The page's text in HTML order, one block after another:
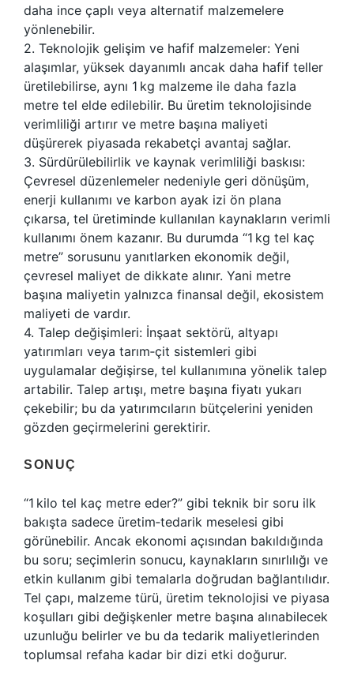
daha ince çaplı veya alternatif malzemelere
yönlenebilir.
2. Teknolojik gelişim ve hafif malzemeler: Yeni
alaşımlar, yüksek dayanımlı ancak daha hafif teller
üretilebilirse, aynı 1 kg malzeme ile daha fazla
metre tel elde edilebilir. Bu üretim teknolojisinde
verimliliği artırır ve metre başına maliyeti
düşürerek piyasada rekabetçi avantaj sağlar.
3. Sürdürülebilirlik ve kaynak verimliliği baskısı:
Çevresel düzenlemeler nedeniyle geri dönüşüm,
enerji kullanımı ve karbon ayak izi ön plana
çıkarsa, tel üretiminde kullanılan kaynakların verimli
kullanımı önem kazanır. Bu durumda “1 kg tel kaç
metre” sorusunu yanıtlarken ekonomik değil,
çevresel maliyet de dikkate alınır. Yani metre
başına maliyetin yalnızca finansal değil, ekosistem
maliyeti de vardır.
4. Talep değişimleri: İnşaat sektörü, altyapı
yatırımları veya tarım‐çit sistemleri gibi
uygulamalar değişirse, tel kullanımına yönelik talep
artabilir. Talep artışı, metre başına fiyatı yukarı
çekebilir; bu da yatırımcıların bütçelerini yeniden
gözden geçirmelerini gerektirir.
SONUÇ
“1 kilo tel kaç metre eder?” gibi teknik bir soru ilk
bakışta sadece üretim‐tedarik meselesi gibi
görünebilir. Ancak ekonomi açısından bakıldığında
bu soru; seçimlerin sonucu, kaynakların sınırlılığı ve
etkin kullanım gibi temalarla doğrudan bağlantılıdır.
Tel çapı, malzeme türü, üretim teknolojisi ve piyasa
koşulları gibi değişkenler metre başına alınabilecek
uzunluğu belirler ve bu da tedarik maliyetlerinden
toplumsal refaha kadar bir dizi etki doğurur.